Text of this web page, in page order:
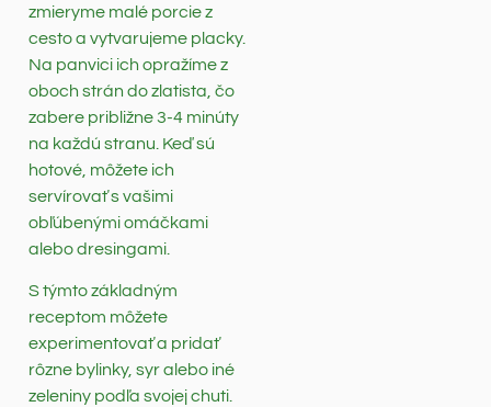
zmieryme malé porcie z
cesto a vytvarujeme placky.
Na panvici ich opražíme z
oboch strán do zlatista, čo
zabere približne 3-4 minúty
na každú stranu. Keď sú
hotové, môžete ich
servírovať s vašimi
obľúbenými omáčkami
alebo dresingami.
S týmto základným
receptom môžete
experimentovať a pridať
rôzne bylinky, syr alebo iné
zeleniny podľa svojej chuti.